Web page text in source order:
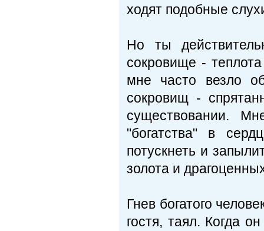
ходят подобные
Но ты
сокровище -
мне часто везло
сокровищ -
существовании.
"богатства" в
потускнеть и
золота и
Гнев богатого
гостя, таял. Когда